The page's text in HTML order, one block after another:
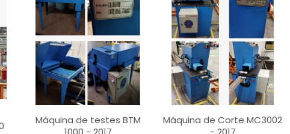
Máquina de testes BTM
Máquina de Corte MC3002